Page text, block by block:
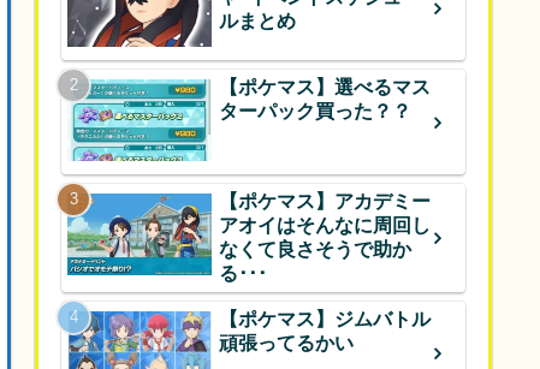
ルまとめ
【ポケマス】選べるマス
ターパック買った？？
【ポケマス】アカデミー
アオイはそんなに周回し
なくて良さそうで助か
る･･･
【ポケマス】ジムバトル
頑張ってるかい